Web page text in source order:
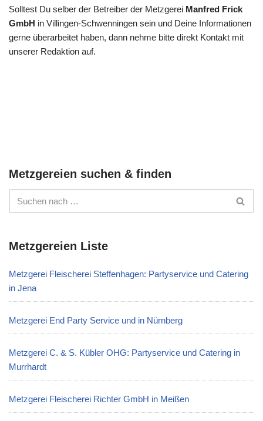
Solltest Du selber der Betreiber der Metzgerei Manfred Frick
GmbH in Villingen-Schwenningen sein und Deine Informationen
gerne überarbeitet haben, dann nehme bitte direkt Kontakt mit
unserer Redaktion auf.
Metzgereien suchen & finden
Metzgereien Liste
Metzgerei Fleischerei Steffenhagen: Partyservice und Catering
in Jena
Metzgerei End Party Service und in Nürnberg
Metzgerei C. & S. Kübler OHG: Partyservice und Catering in
Murrhardt
Metzgerei Fleischerei Richter GmbH in Meißen